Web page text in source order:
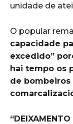
unidade de
O popular
capacidade
excedido”
hai tempo os
de bombeiros